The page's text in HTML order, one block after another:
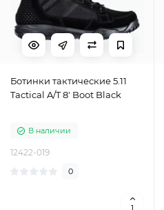
Ботинки тактические 5.11
Tactical A/T 8' Boot Black
В наличии
12422-019
0